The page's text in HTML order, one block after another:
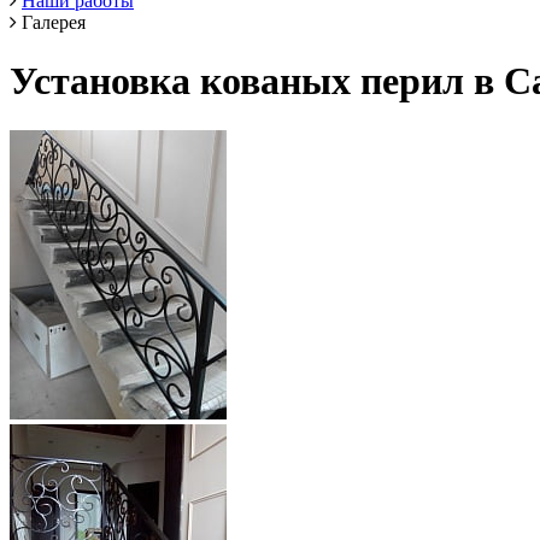
Галерея
Установка кованых перил в